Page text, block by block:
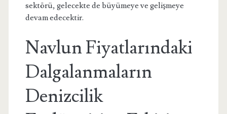
sektörü, gelecekte de büyümeye ve gelişmeye
devam edecektir.
Navlun Fiyatlarındaki
Dalgalanmaların
Denizcilik